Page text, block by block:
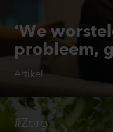
‘We
probleem,
te helpen’
Artikel
#Zorg